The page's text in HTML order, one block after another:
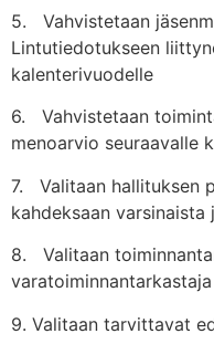
5. Vahvistetaan
Lintutiedotukseen
kalenterivuodelle
6. Vahvistetaan
menoarvio seuraavalle
7. Valitaan hallituksen
kahdeksaan
8. Valitaan
varatoiminnantarkastaja
9. Valitaan tarvittavat